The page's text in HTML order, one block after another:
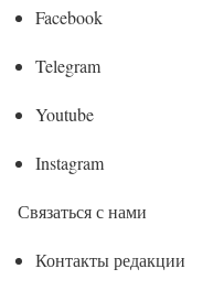
Facebook
Telegram
Youtube
Instagram
Связаться с нами
Контакты редакции